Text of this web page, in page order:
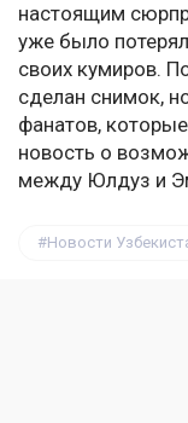
настоящим
уже было
своих кумиров.
сделан снимок,
фанатов,
новость о
между Юлдуз и
Новости